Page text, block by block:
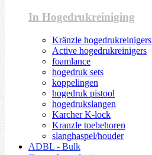
In Hogedrukreiniging
Kränzle hogedrukreinigers
Active hogedrukreinigers
foamlance
hogedruk sets
koppelingen
hogedruk pistool
hogedrukslangen
Karcher K-lock
Kranzle toebehoren
slanghaspel/houder
ADBL - Bulk